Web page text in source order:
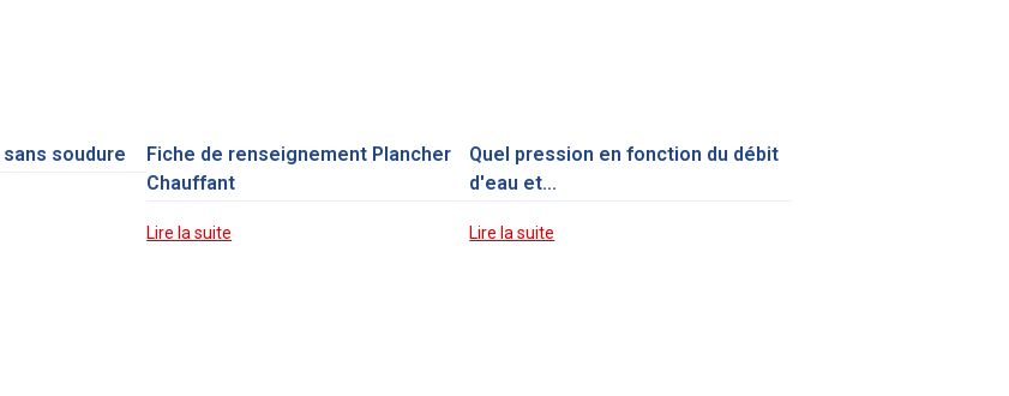
soudure
Fiche de renseignement Plancher
Chauffant
Lire la suite
Quel pression en fonction du débit
d'eau et...
Lire la suite